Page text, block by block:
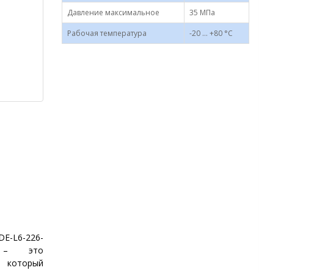
L6-226-
это
который
Давление максимальное
35 МПа
Рабочая температура
-20 ... +80 °С